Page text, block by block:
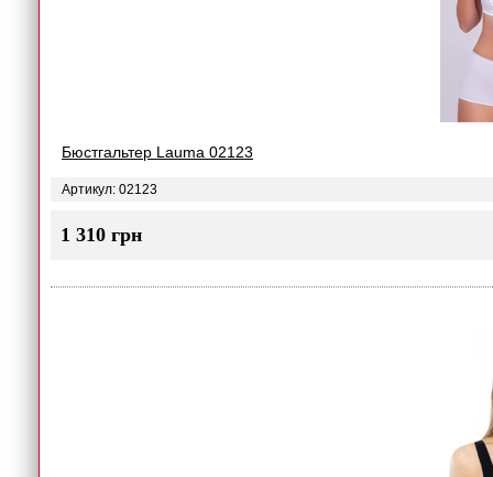
Бюстгальтер Lauma 02123
Артикул: 02123
1 310 грн